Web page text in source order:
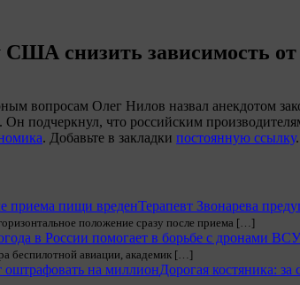
снизить зависимость от
вопросам Олег Нилов назвал анекдотом
Он подчеркнул, что российским
. Добавьте в закладки постоянную ссылку.
Терапевт Звонарева
положение сразу после приема […]
в России помогает в борьбе с дронами ВСУ
беспилотной авиации, академик […]
Дорогая костяника: